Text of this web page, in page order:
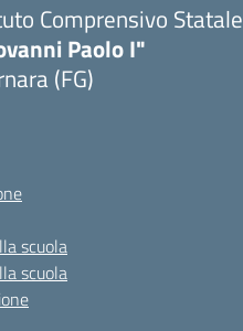
Comprensivo Statale
Paolo I"
(FG)
scuola
scuola